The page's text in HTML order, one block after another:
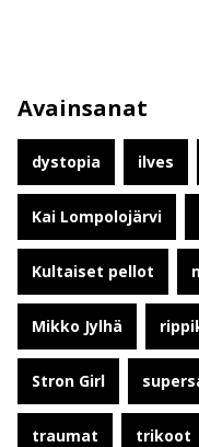
Avainsanat
dystopia ilves
Kai Lompolojärvi
Kultaiset pellot
Mikko Jylhä
Stron Girl
traumat trikoot